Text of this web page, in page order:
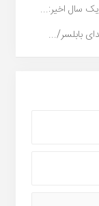
سال اخیر:...
بابلسر/...